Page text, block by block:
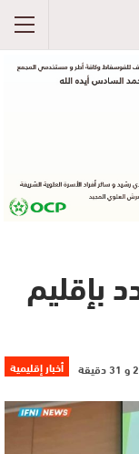
بإقليم
أخبار إقليمية